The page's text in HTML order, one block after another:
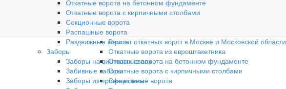
Откатные ворота из поликарбоната
Откатные деревянные ворота
Откатные ворота из сэндвич-панелей
Ворота из профнастила с ковкой
Ремонт откатных ворот в Москве и Московской области
Откатные ворота из евроштакетника
Откатные ворота на бетонном фундаменте
Откатные ворота с кирпичными столбами
Секционные ворота
Откатные ворота на бетонном фундаменте
Откатные ворота с кирпичными столбами
Секционные ворота
Распашные ворота
Раздвижные ворота
Заборы
Заборы на винтовых сваях
Забивные заборы
Заборы из профнастила